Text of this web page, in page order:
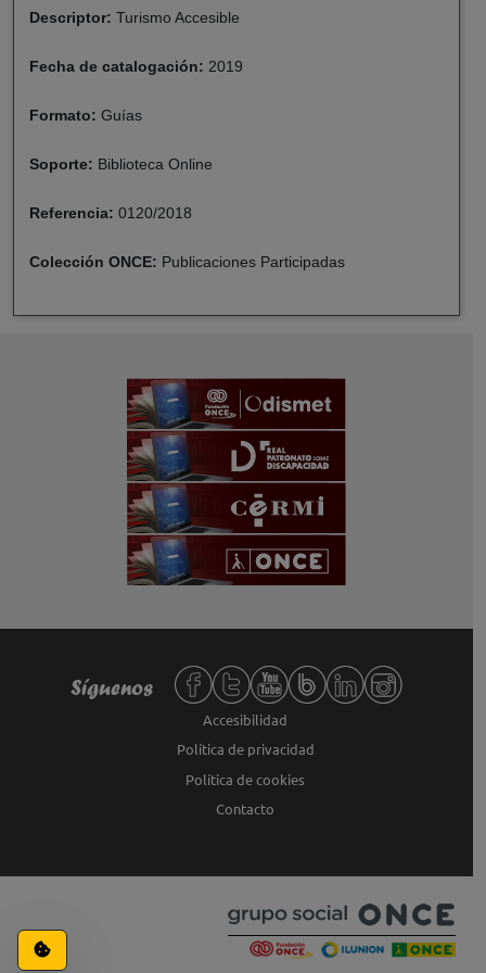
Descriptor: Turismo Accesible
Fecha de catalogación: 2019
Formato: Guías
Soporte: Biblioteca Online
Referencia: 0120/2018
Colección ONCE: Publicaciones Participadas
Redes sociales de Fundación ONCE,
Síguenos
Accesibilidad
Política de privacidad
Política de cookies
Contacto